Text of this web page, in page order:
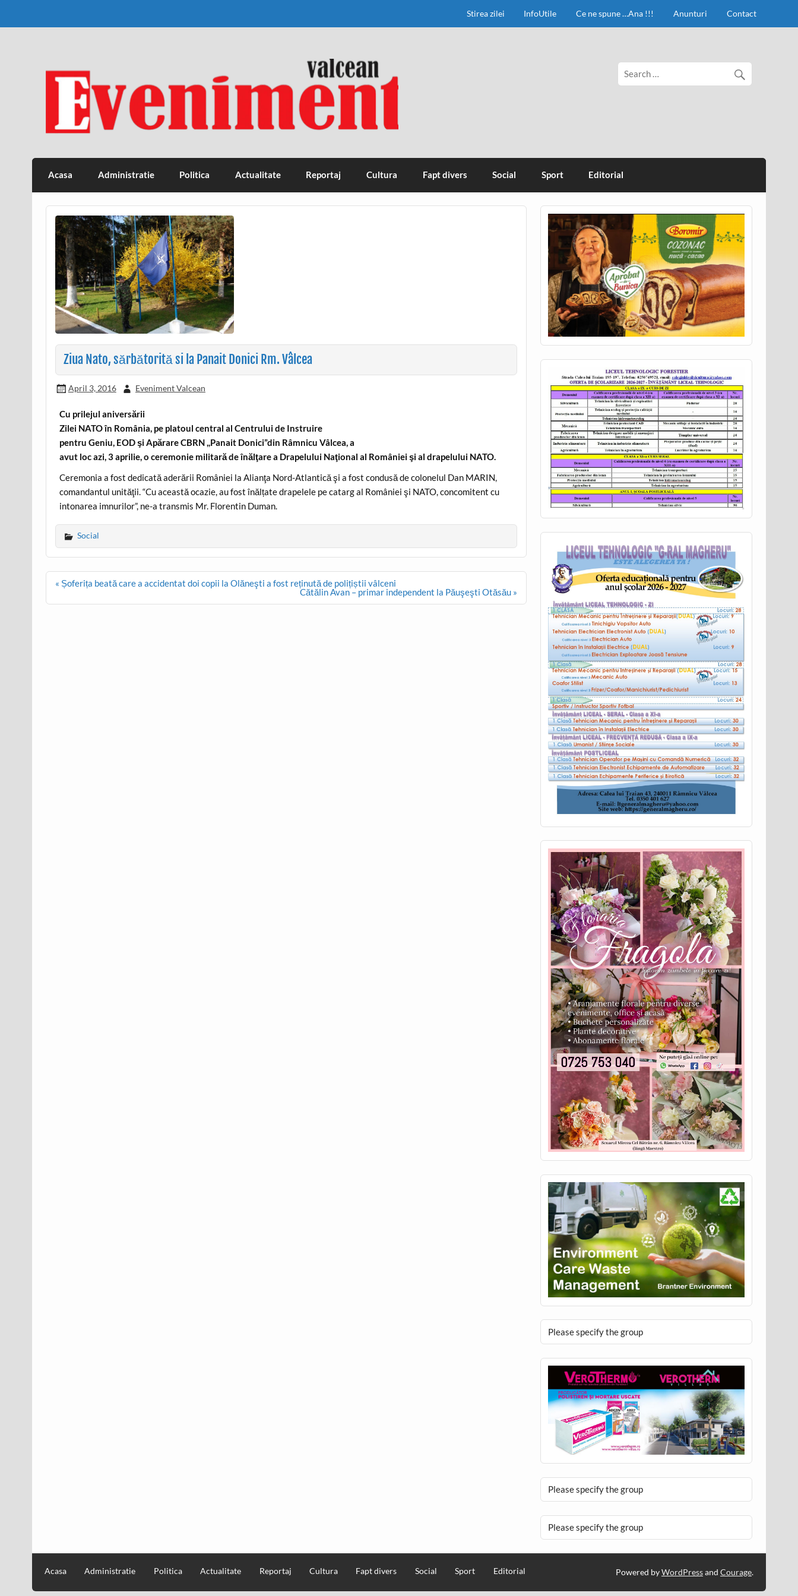
Stirea zilei InfoUtile Ce ne spune …Ana !!! Anunturi Contact
Eveniment Valcean
Acasa Administratie Politica Actualitate Reportaj Cultura Fapt divers Social Sport Editorial
Ziua Nato, sărbătorită si la Panait Donici Rm. Vâlcea
April 3, 2016 Eveniment Valcean
Cu prilejul aniversării
Zilei NATO în România, pe platoul central al Centrului de Instruire
pentru Geniu, EOD şi Apărare CBRN ,,Panait Donici”din Râmnicu Vâlcea, a
avut loc azi, 3 aprilie, o ceremonie militară de înălţare a Drapelului Naţional al României şi al drapelului NATO.
Ceremonia a fost dedicată aderării României la Alianţa Nord-Atlantică şi a fost condusă de colonelul Dan MARIN,
comandantul unităţii. “Cu această ocazie, au fost înălțate drapelele pe catarg al României şi NATO, concomitent cu
intonarea imnurilor”, ne-a transmis Mr. Florentin Duman.
Social
Post
navigation
« Șoferița beată care a accidentat doi copii la Olăneşti a fost reținută de polițiștii vâlceni
Cătălin Avan – primar independent la Păuşeşti Otăsău »
Please specify the group
Please specify the group
Please specify the group
Acasa Administratie Politica Actualitate Reportaj Cultura Fapt divers Social Sport Editorial Powered byWordPressand Courage.